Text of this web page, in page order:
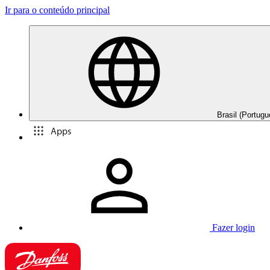
Ir para o conteúdo principal
Brasil
Apps
Fazer login